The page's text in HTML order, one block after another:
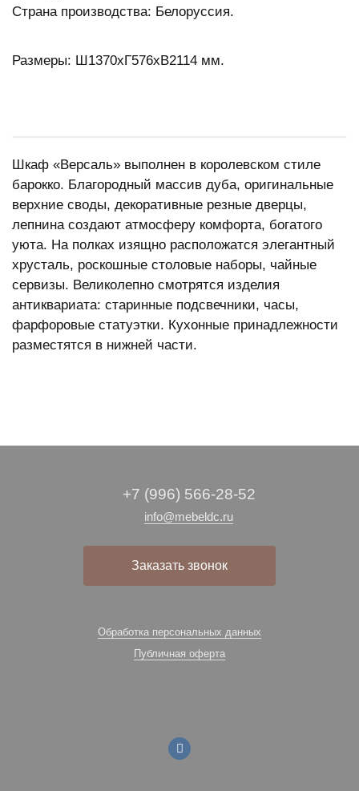
Страна производства: Белоруссия.
Размеры: Ш1370xГ576хВ2114 мм.
Шкаф «Версаль» выполнен в королевском стиле
барокко. Благородный массив дуба, оригинальные
верхние своды, декоративные резные дверцы,
лепнина создают атмосферу комфорта, богатого
уюта. На полках изящно расположатся элегантный
хрусталь, роскошные столовые наборы, чайные
сервизы. Великолепно смотрятся изделия
антиквариата: старинные подсвечники, часы,
фарфоровые статуэтки. Кухонные принадлежности
разместятся в нижней части.
+7 (996) 566-28-52
info@mebeldc.ru
Заказать звонок
Обработка персональных данных
Публичная оферта